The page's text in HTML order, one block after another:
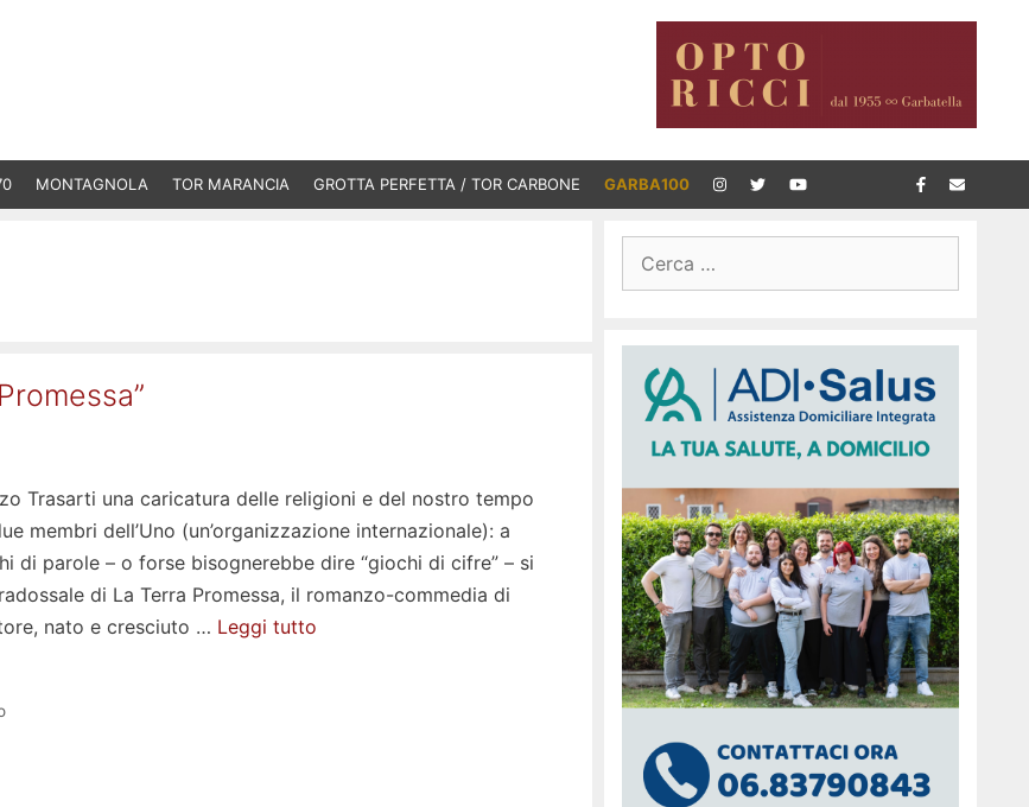
MONTAGNOLA TOR MARANCIA GROTTA PERFETTA / TOR CARBONE GARBA100
Trasarti una caricatura delle religioni e del nostro tempo
membri dell’Uno (un’organizzazione internazionale): a
di parole – o forse bisognerebbe dire “giochi di cifre” – si
di La Terra Promessa, il romanzo-commedia di
nato e cresciuto … Leggi tutto
per: